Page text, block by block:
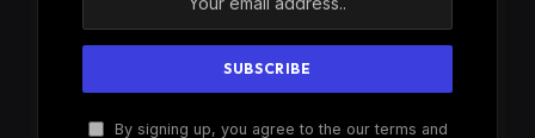
By signing up, you agree to the our terms and